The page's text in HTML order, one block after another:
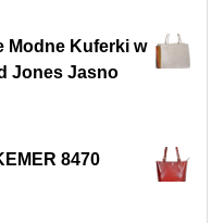
Modne Kuferki w
Jones Jasno
8470